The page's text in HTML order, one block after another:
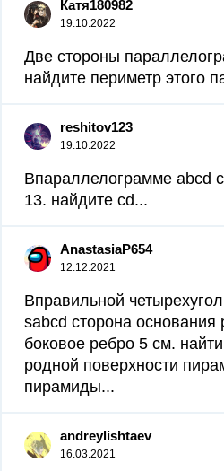
Катя180982
19.10.2022
Две стороны
найдите периметр этого
reshitov123
19.10.2022
Впараллелограмме abcd
13. найдите cd...
AnastasiaP654
12.12.2021
Вправильной
sabcd сторона основания
боковое ребро 5 см.
родной поверхности
пирамиды...
andreylishtaev
16.03.2021